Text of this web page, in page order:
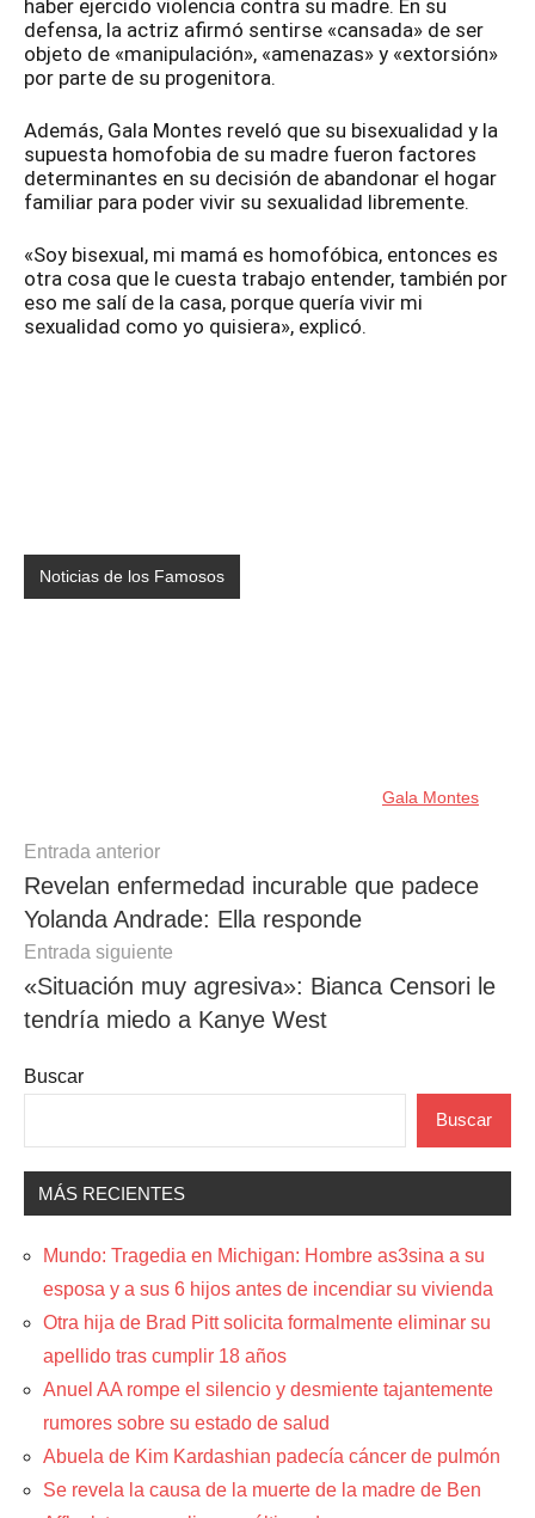
haber ejercido violencia contra su madre. En su
defensa, la actriz afirmó sentirse «cansada» de ser
objeto de «manipulación», «amenazas» y «extorsión»
por parte de su progenitora.
Además, Gala Montes reveló que su bisexualidad y la
supuesta homofobia de su madre fueron factores
determinantes en su decisión de abandonar el hogar
familiar para poder vivir su sexualidad libremente.
«Soy bisexual, mi mamá es homofóbica, entonces es
otra cosa que le cuesta trabajo entender, también por
eso me salí de la casa, porque quería vivir mi
sexualidad como yo quisiera», explicó.
Noticias de los Famosos
Gala Montes
Navegación
de
entradas
Entrada anterior
Revelan enfermedad incurable que padece
Yolanda Andrade: Ella responde
Entrada siguiente
«Situación muy agresiva»: Bianca Censori le
tendría miedo a Kanye West
Buscar
Buscar
MÁS RECIENTES
Mundo: Tragedia en Michigan: Hombre as3sina a su
esposa y a sus 6 hijos antes de incendiar su vivienda
Otra hija de Brad Pitt solicita formalmente eliminar su
apellido tras cumplir 18 años
Anuel AA rompe el silencio y desmiente tajantemente
rumores sobre su estado de salud
Abuela de Kim Kardashian padecía cáncer de pulmón
Se revela la causa de la muerte de la madre de Ben